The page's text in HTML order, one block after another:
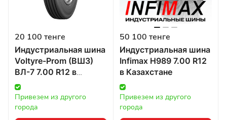
20 100 тенге
Индустриальная шина
Voltyre-Prom (ВШЗ)
ВЛ-7 7.00 R12 в
Казахстане
Привезем из другого
города
50 100 тенге
Индустриальная шина
Infimax H989 7.00 R12
в Казахстане
Привезем из другого
города